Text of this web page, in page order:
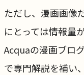
ただし、漫画画像
にとっては情報量
Acquaの漫画ブロ
で専門解説を補い